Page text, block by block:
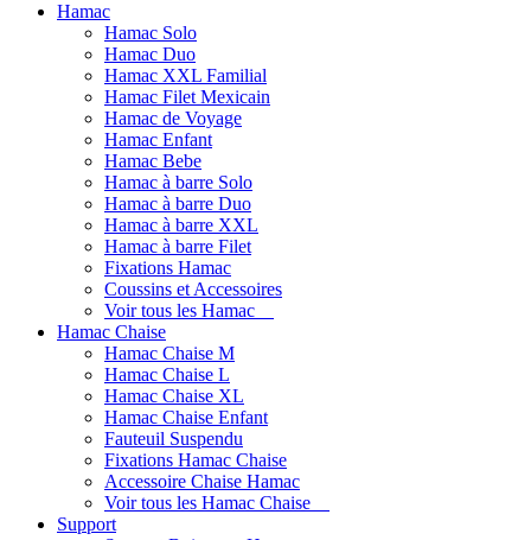
Hamac
Hamac Solo
Hamac Duo
Hamac XXL Familial
Hamac Filet Mexicain
Hamac de Voyage
Hamac Enfant
Hamac Bebe
Hamac à barre Solo
Hamac à barre Duo
Hamac à barre XXL
Hamac à barre Filet
Fixations Hamac
Coussins et Accessoires
Voir tous les Hamac
Hamac Chaise
Hamac Chaise M
Hamac Chaise L
Hamac Chaise XL
Hamac Chaise Enfant
Fauteuil Suspendu
Fixations Hamac Chaise
Accessoire Chaise Hamac
Voir tous les Hamac Chaise
Support